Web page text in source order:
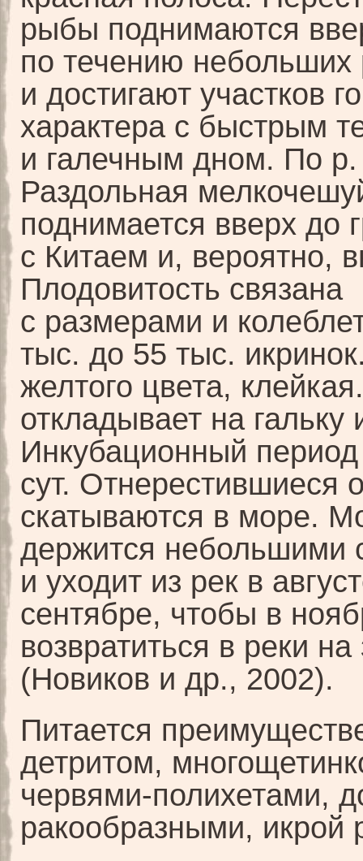
рыбы поднимаются
по течению небольших
и достигают участков
характера с быстрым
и галечным дном. По р.
Раздольная
поднимается вверх до
с Китаем и, вероятно,
Плодовитость связана
с размерами и
тыс. до 55 тыс.
желтого цвета,
откладывает на гальку
Инкубационный
сут. Отнерестившиеся
скатываются в море.
держится небольшими
и уходит из рек в
сентябре, чтобы в
возвратиться в реки на
(Новиков и др., 2002).
Питается
детритом,
червями-полихетами,
ракообразными, икрой